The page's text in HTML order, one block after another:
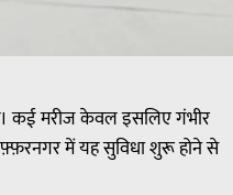
कई मरीज केवल इसलिए गंभीर
में यह सुविधा शुरू होने से